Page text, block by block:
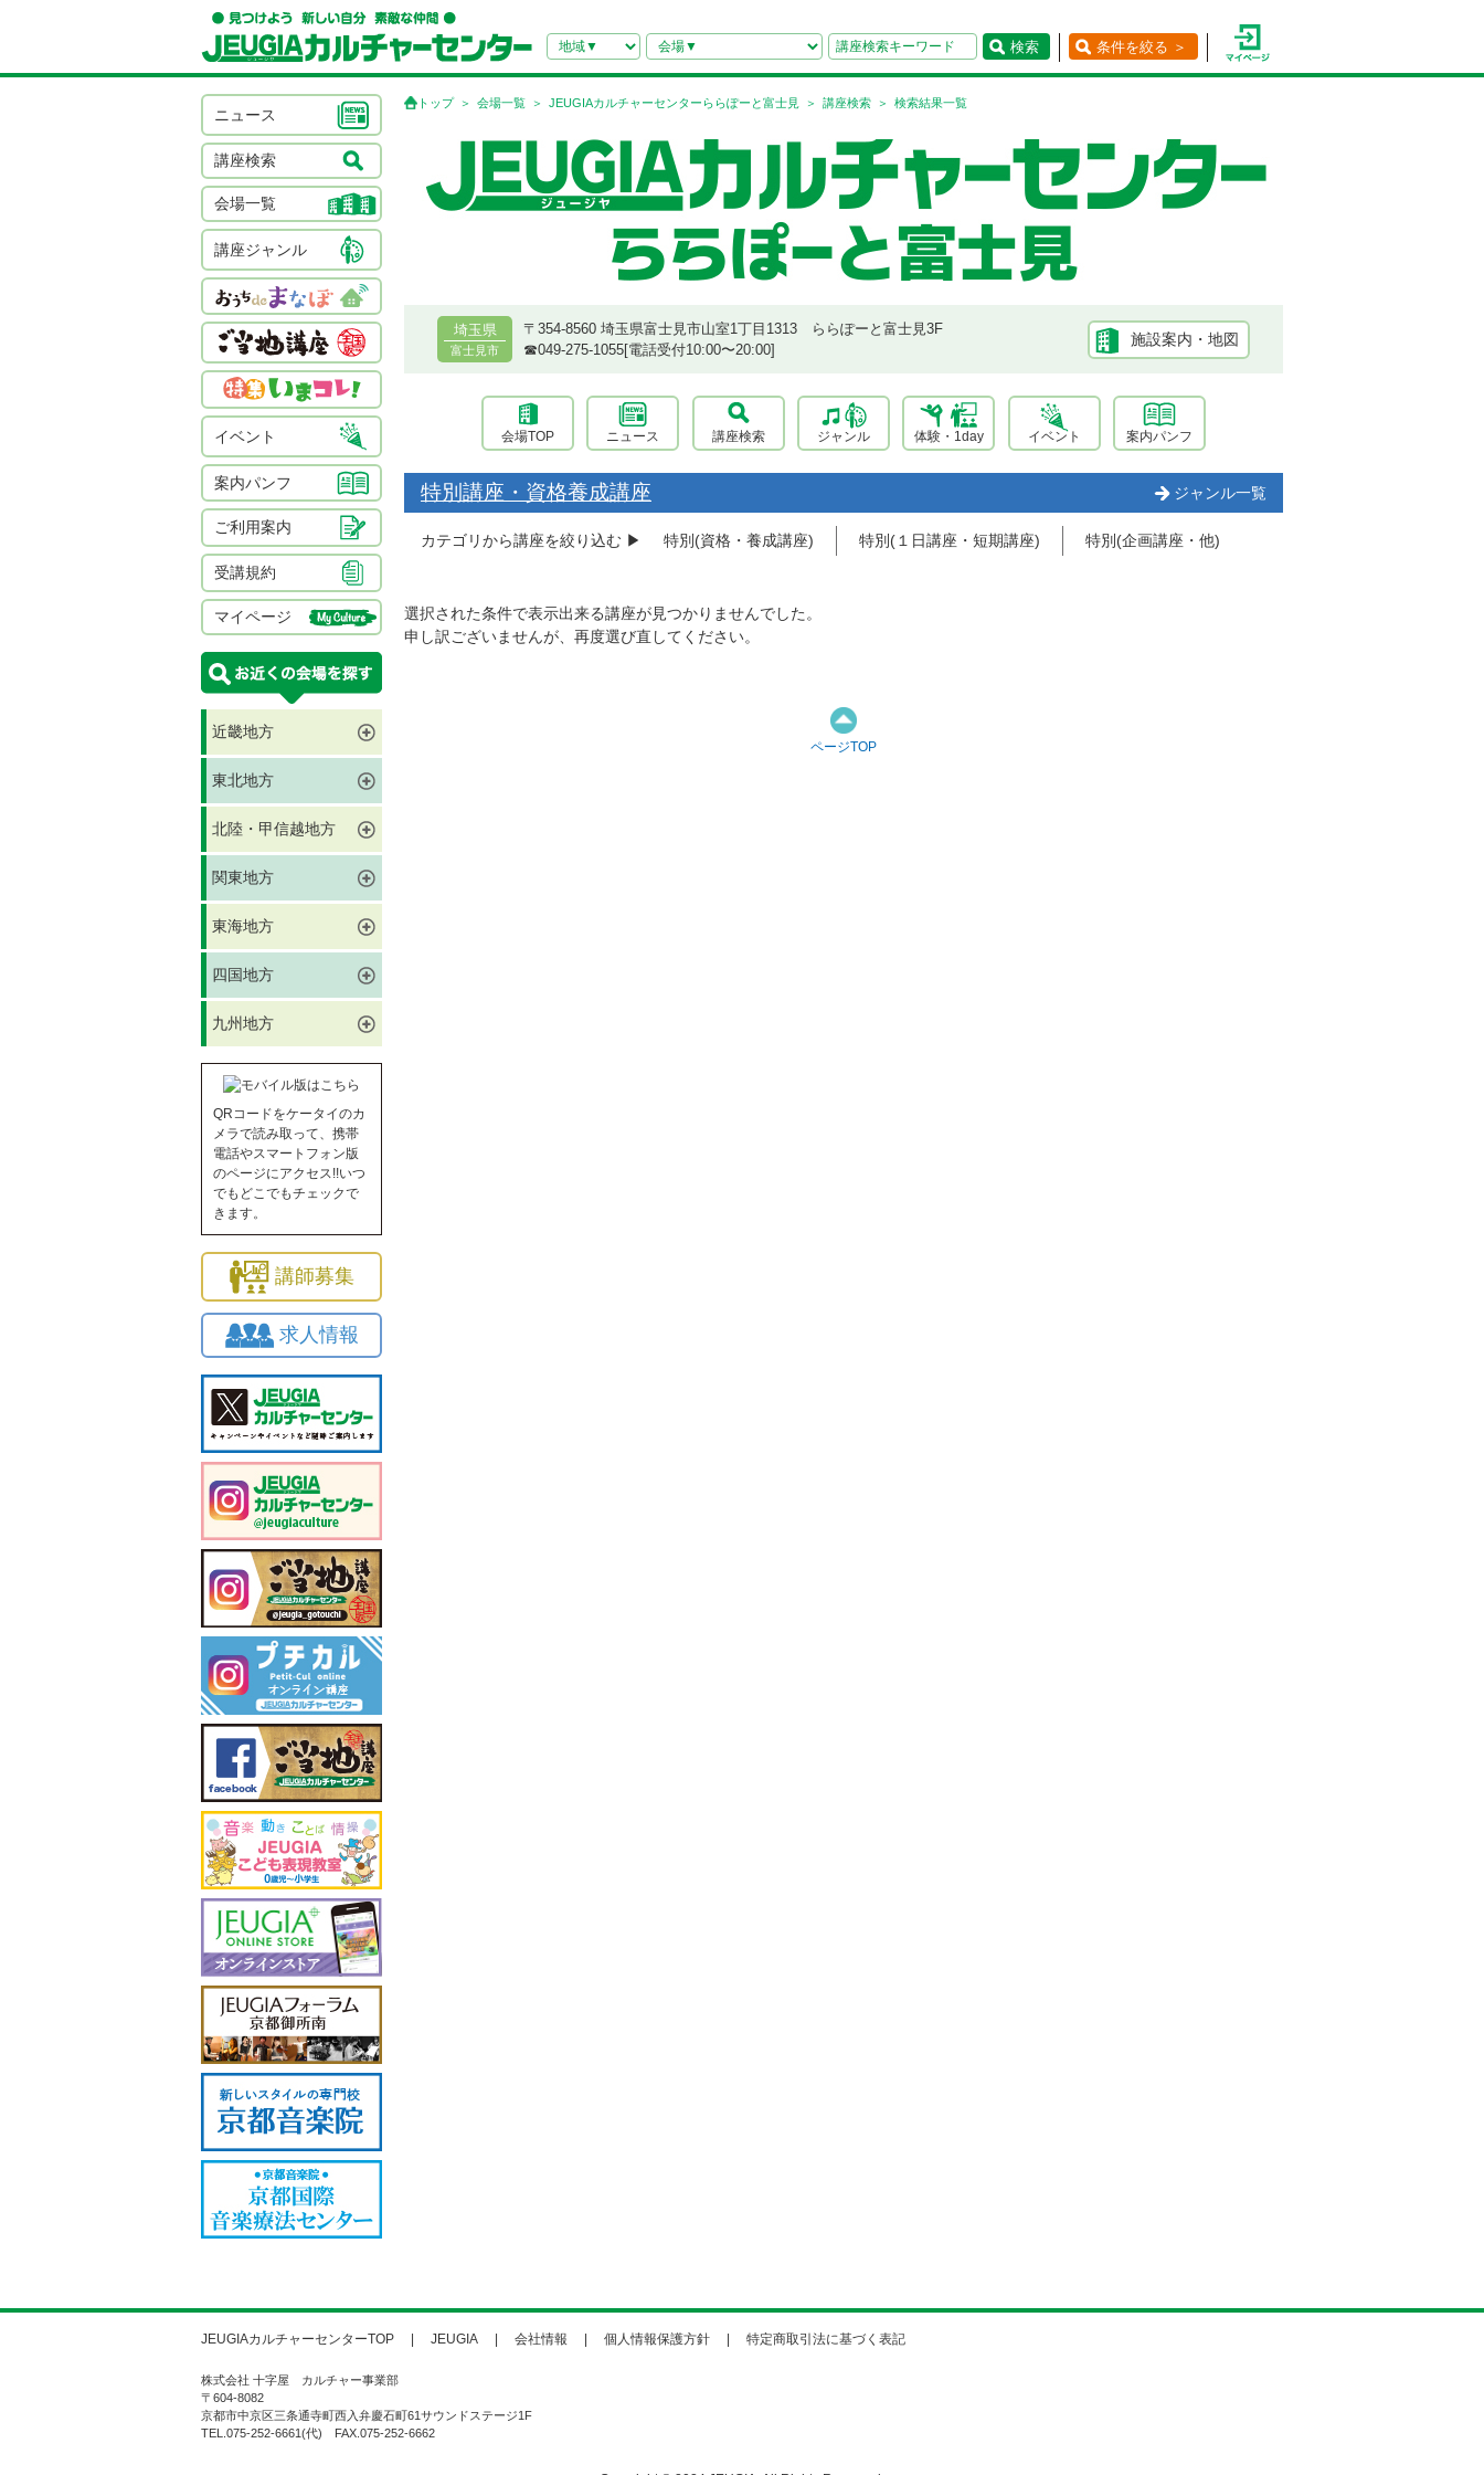
検索 条件を絞る ＞
ニュース
講座検索
会場一覧
講座ジャンル
イベント
案内パンフ
ご利用案内
受講規約
マイページ
近畿地方
東北地方
北陸・甲信越地方
関東地方
東海地方
四国地方
九州地方
QRコードをケータイのカ
メラで読み取って、携帯
電話やスマートフォン版
のページにアクセス!!いつ
でもどこでもチェックで
きます。
講師募集
求人情報
トップ 会場一覧 JEUGIAカルチャーセンターららぽーと富士見 講座検索 検索結果一覧
埼玉県
富士見市
〒354-8560 埼玉県富士見市山室1丁目1313 ららぽーと富士見3F
☎︎049-275-1055[電話受付10:00〜20:00]
施設案内・地図
会場TOP ニュース 講座検索 ジャンル 体験・1day イベント 案内パンフ
特別講座・資格養成講座 ジャンル一覧
カテゴリから講座を絞り込む ▶︎ 特別(資格・養成講座) 特別(１日講座・短期講座) 特別(企画講座・他)
選択された条件で表示出来る講座が見つかりませんでした。
申し訳ございませんが、再度選び直してください。
ページTOP
JEUGIAカルチャーセンターTOP JEUGIA 会社情報 個人情報保護方針 特定商取引法に基づく表記
株式会社 十字屋 カルチャー事業部
〒604-8082
京都市中京区三条通寺町西入弁慶石町61サウンドステージ1F
TEL.075-252-6661(代) FAX.075-252-6662